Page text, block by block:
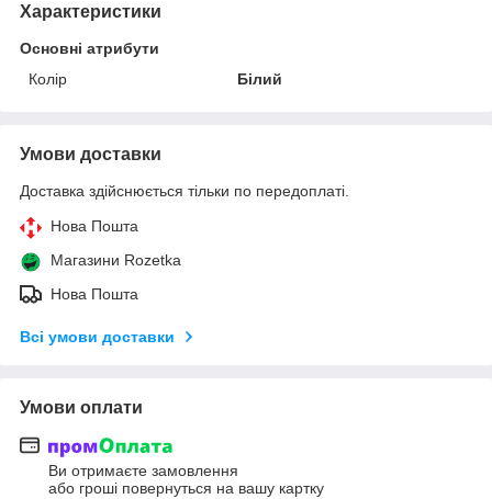
Характеристики
Основні атрибути
Колір
Білий
Умови доставки
Доставка здійснюється тільки по передоплаті.
Нова Пошта
Магазини Rozetka
Нова Пошта
Всі умови доставки
Умови оплати
Ви отримаєте замовлення
або гроші повернуться на вашу картку